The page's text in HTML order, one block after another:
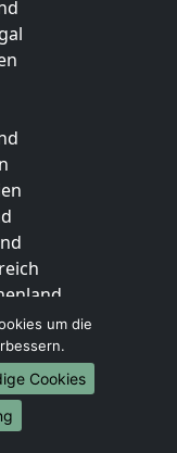
um die
Cookies